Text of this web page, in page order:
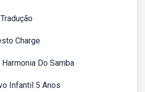
Charge
Do Samba
Infantil 5 Anos